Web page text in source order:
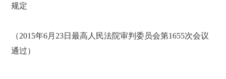
规定
（2015年6月23日最高人民法院审判委员会第1655次会议
通过）